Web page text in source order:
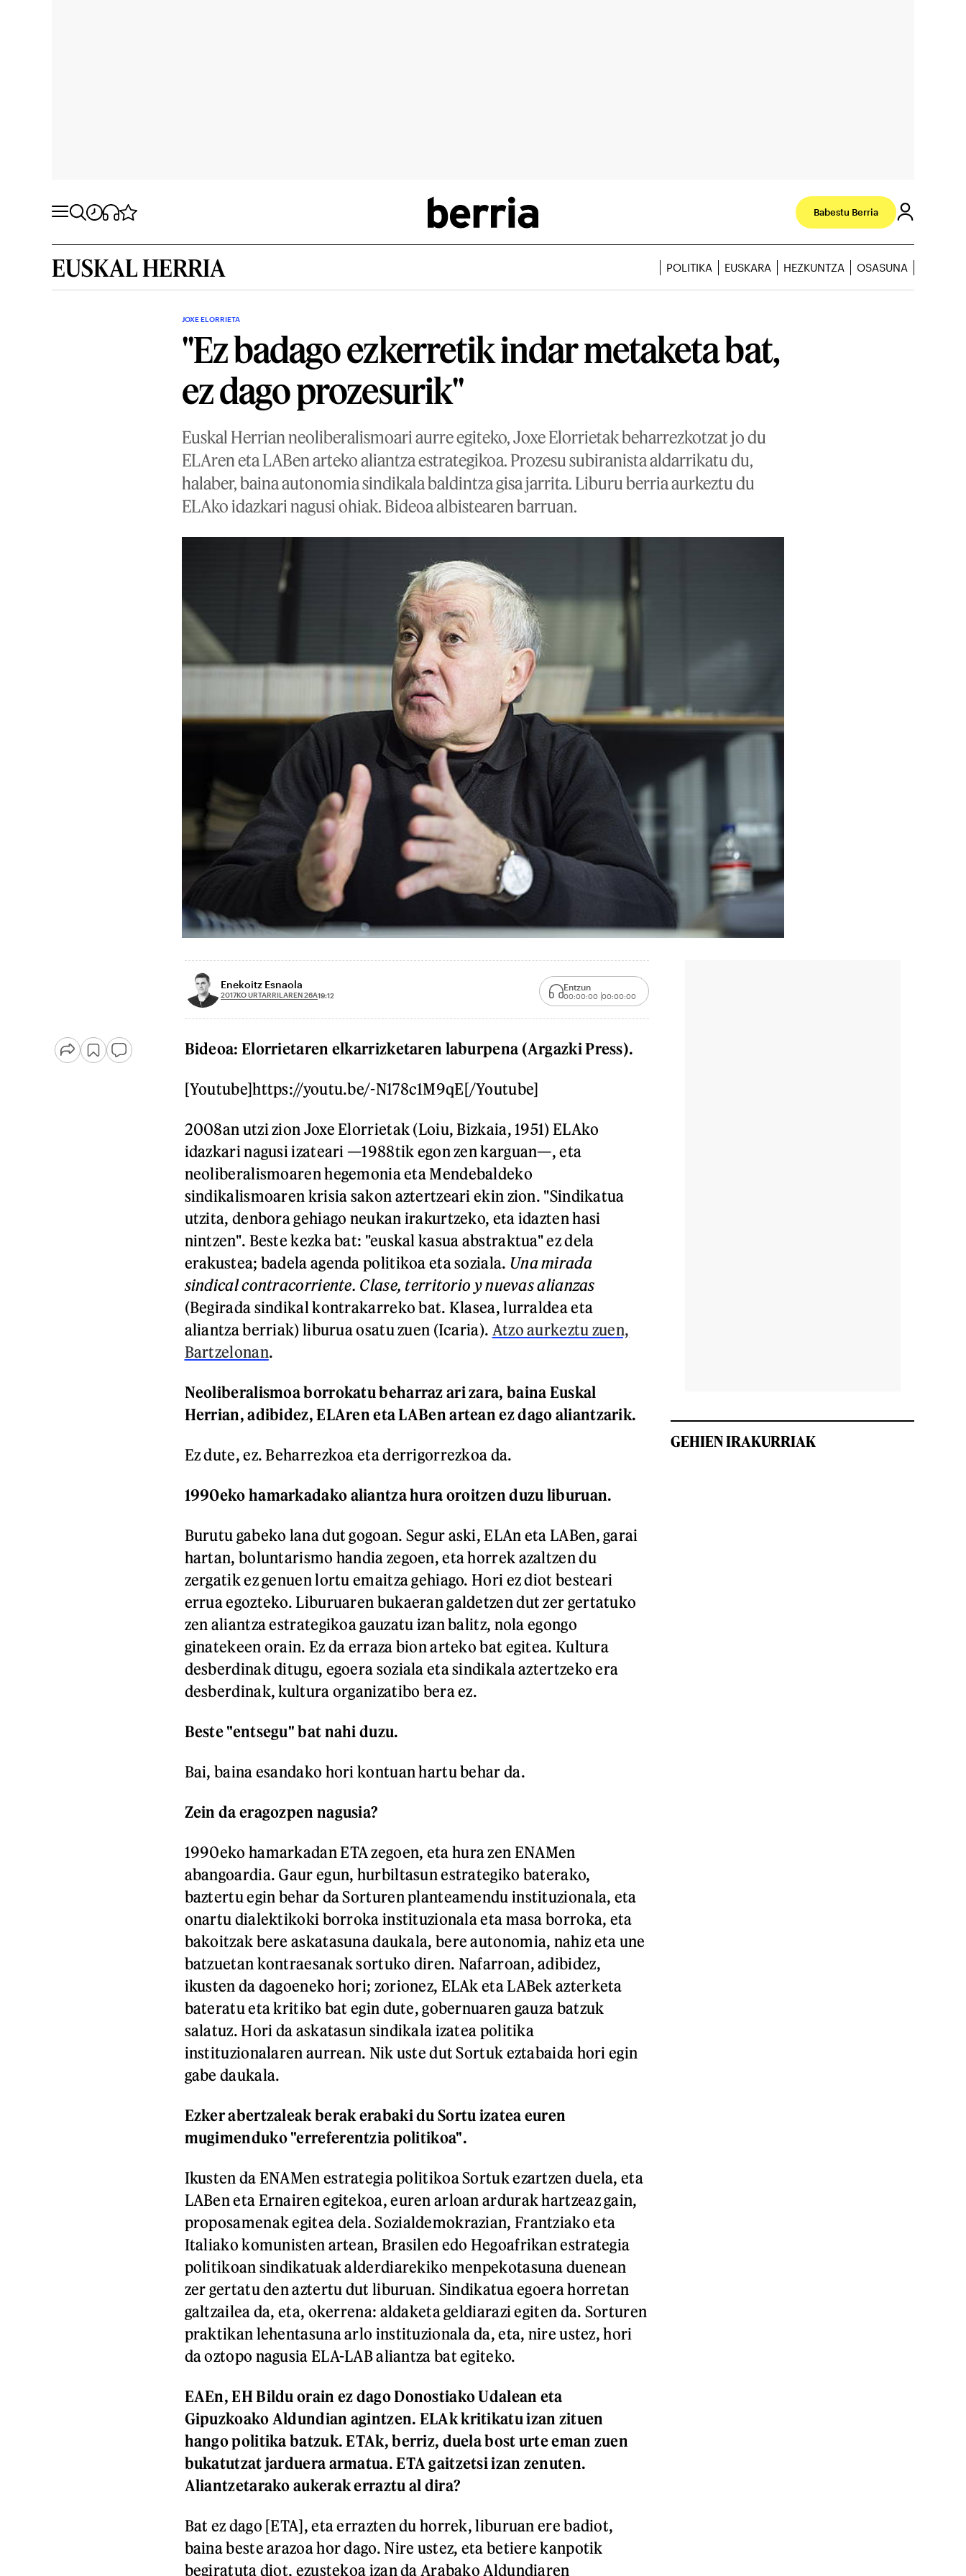
Babestu Berria
EUSKAL HERRIA POLITIKA EUSKARA HEZKUNTZA OSASUNA
JOXE ELORRIETA
"Ez badago ezkerretik indar metaketa bat,
ez dago prozesurik"
Euskal Herrian neoliberalismoari aurre egiteko, Joxe Elorrietak beharrezkotzat jo du
ELAren eta LABen arteko aliantza estrategikoa. Prozesu subiranista aldarrikatu du,
halaber, baina autonomia sindikala baldintza gisa jarrita. Liburu berria aurkeztu du
ELAko idazkari nagusi ohiak. Bideoa albistearen barruan.
Enekoitz Esnaola
2017KO URTARRILAREN 26A19:12
Entzun
00:00:00 00:00:00
Bideoa: Elorrietaren elkarrizketaren laburpena (Argazki Press).
[Youtube]https://youtu.be/-N178c1M9qE[/Youtube]
2008an utzi zion Joxe Elorrietak (Loiu, Bizkaia, 1951) ELAko
idazkari nagusi izateari —1988tik egon zen karguan—, eta
neoliberalismoaren hegemonia eta Mendebaldeko
sindikalismoaren krisia sakon aztertzeari ekin zion. "Sindikatua
utzita, denbora gehiago neukan irakurtzeko, eta idazten hasi
nintzen". Beste kezka bat: "euskal kasua abstraktua" ez dela
erakustea; badela agenda politikoa eta soziala. Una mirada
sindical contracorriente. Clase, territorio y nuevas alianzas
(Begirada sindikal kontrakarreko bat. Klasea, lurraldea eta
aliantza berriak) liburua osatu zuen (Icaria). Atzo aurkeztu zuen,
Bartzelonan.
Neoliberalismoa borrokatu beharraz ari zara, baina Euskal
Herrian, adibidez, ELAren eta LABen artean ez dago aliantzarik.
Ez dute, ez. Beharrezkoa eta derrigorrezkoa da.
1990eko hamarkadako aliantza hura oroitzen duzu liburuan.
Burutu gabeko lana dut gogoan. Segur aski, ELAn eta LABen, garai
hartan, boluntarismo handia zegoen, eta horrek azaltzen du
zergatik ez genuen lortu emaitza gehiago. Hori ez diot besteari
errua egozteko. Liburuaren bukaeran galdetzen dut zer gertatuko
zen aliantza estrategikoa gauzatu izan balitz, nola egongo
ginatekeen orain. Ez da erraza bion arteko bat egitea. Kultura
desberdinak ditugu, egoera soziala eta sindikala aztertzeko era
desberdinak, kultura organizatibo bera ez.
Beste "entsegu" bat nahi duzu.
Bai, baina esandako hori kontuan hartu behar da.
Zein da eragozpen nagusia?
1990eko hamarkadan ETA zegoen, eta hura zen ENAMen
abangoardia. Gaur egun, hurbiltasun estrategiko baterako,
baztertu egin behar da Sorturen planteamendu instituzionala, eta
onartu dialektikoki borroka instituzionala eta masa borroka, eta
bakoitzak bere askatasuna daukala, bere autonomia, nahiz eta une
batzuetan kontraesanak sortuko diren. Nafarroan, adibidez,
ikusten da dagoeneko hori; zorionez, ELAk eta LABek azterketa
bateratu eta kritiko bat egin dute, gobernuaren gauza batzuk
salatuz. Hori da askatasun sindikala izatea politika
instituzionalaren aurrean. Nik uste dut Sortuk eztabaida hori egin
gabe daukala.
Ezker abertzaleak berak erabaki du Sortu izatea euren
mugimenduko "erreferentzia politikoa".
Ikusten da ENAMen estrategia politikoa Sortuk ezartzen duela, eta
LABen eta Ernairen egitekoa, euren arloan ardurak hartzeaz gain,
proposamenak egitea dela. Sozialdemokrazian, Frantziako eta
Italiako komunisten artean, Brasilen edo Hegoafrikan estrategia
politikoan sindikatuak alderdiarekiko menpekotasuna duenean
zer gertatu den aztertu dut liburuan. Sindikatua egoera horretan
galtzailea da, eta, okerrena: aldaketa geldiarazi egiten da. Sorturen
praktikan lehentasuna arlo instituzionala da, eta, nire ustez, hori
da oztopo nagusia ELA-LAB aliantza bat egiteko.
EAEn, EH Bildu orain ez dago Donostiako Udalean eta
Gipuzkoako Aldundian agintzen. ELAk kritikatu izan zituen
hango politika batzuk. ETAk, berriz, duela bost urte eman zuen
bukatutzat jarduera armatua. ETA gaitzetsi izan zenuten.
Aliantzetarako aukerak erraztu al dira?
Bat ez dago [ETA], eta errazten du horrek, liburuan ere badiot,
baina beste arazoa hor dago. Nire ustez, eta betiere kanpotik
begiratuta diot, ezustekoa izan da Arabako Aldundiaren
GEHIEN IRAKURRIAK